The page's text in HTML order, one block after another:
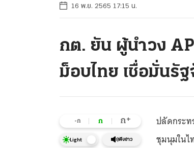
16 พ.ย. 2565 17:15 น.
กต. ยัน ผู้นำวง
ม็อบไทย เชื่อมั่นรัฐ
-ก ก ก+
Light ฟังข่าว
ปลัดกระท
ชุมนุมในไ